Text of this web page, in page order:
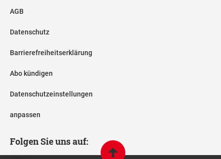
AGB
Datenschutz
Barrierefreiheitserklärung
Abo kündigen
Datenschutzeinstellungen
anpassen
Folgen Sie uns auf: